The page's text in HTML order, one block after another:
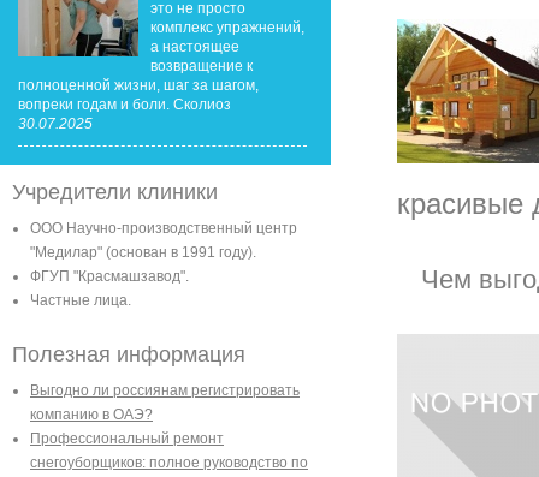
это не просто
комплекс упражнений,
а настоящее
возвращение к
полноценной жизни, шаг за шагом,
вопреки годам и боли. Сколиоз
30.07.2025
Учредители клиники
ООО Научно-производственный центр
"Медилар" (основан в 1991 году).
ФГУП "Красмашзавод".
Частные лица.
Полезная информация
Выгодно ли россиянам регистрировать
компанию в ОАЭ?
Профессиональный ремонт
снегоуборщиков: полное руководство по
красивые
Чем